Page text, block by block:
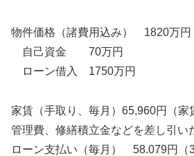
物件価格（諸費用込み） 1820万円
自己資金 70万円
ローン借入 1750万円
家賃（手取り、毎月）65,960円（家
管理費、修繕積立金などを差し引い
ローン支払い（毎月） 58.079円（